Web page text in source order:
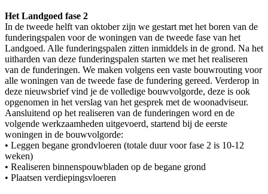
Het Landgoed fase 2
In de tweede helft van oktober zijn we gestart met het boren van de
funderingspalen voor de woningen van de tweede fase van het
Landgoed. Alle funderingspalen zitten inmiddels in de grond. Na het
uitharden van deze funderingspalen starten we met het realiseren
van de funderingen. We maken volgens een vaste bouwrouting voor
alle woningen van de tweede fase de fundering gereed. Verderop in
deze nieuwsbrief vind je de volledige bouwvolgorde, deze is ook
opgenomen in het verslag van het gesprek met de woonadviseur.
Aansluitend op het realiseren van de funderingen word en de
volgende werkzaamheden uitgevoerd, startend bij de eerste
woningen in de bouwvolgorde:
• Leggen begane grondvloeren (totale duur voor fase 2 is 10-12
weken)
• Realiseren binnenspouwbladen op de begane grond
• Plaatsen verdiepingsvloeren